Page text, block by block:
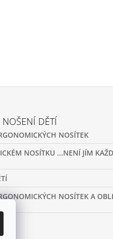
DĚTÍ
NOSÍTEK
NOSÍTKU ...NENÍ JÍM
NOSÍTEK A